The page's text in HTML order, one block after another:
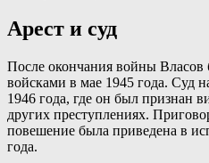
Арест и суд
После окончания войны Власов
войсками в мае 1945 года. Суд
1946 года, где он был признан
других преступлениях.
повешение была приведена в
года.